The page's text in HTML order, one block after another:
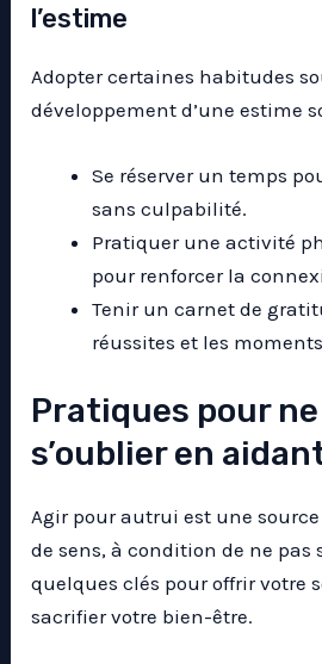
l’estime
Adopter certaines habitudes
développement d’une estime
Se réserver un temps
sans culpabilité.
Pratiquer une activité
pour renforcer la
Tenir un carnet de
réussites et les
Pratiques pour
s’oublier en
Agir pour autrui est une
de sens, à condition de ne pas
quelques clés pour offrir votre
sacrifier votre bien-être.